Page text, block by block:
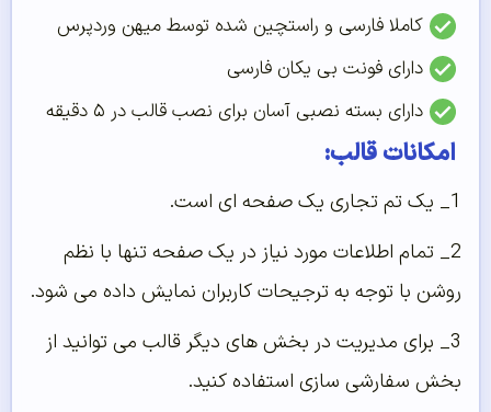
کاملا فارسی و راستچین شده توسط میهن وردپرس
دارای فونت بی یکان فارسی
دارای بسته نصبی آسان برای نصب قالب در ۵ دقیقه
امکانات قالب:
1_ یک تم تجاری یک صفحه ای است.
2_ تمام اطلاعات مورد نیاز در یک صفحه تنها با نظم
روشن با توجه به ترجیحات کاربران نمایش داده می شود.
3_ برای مدیریت در بخش های دیگر قالب می توانید از
بخش سفارشی سازی استفاده کنید.